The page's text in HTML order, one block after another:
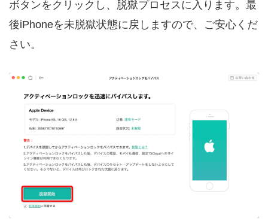
ボタンをクリックし、脱獄プロセスに入ります。最
後iPhoneを未脱獄状態に戻しますので、ご安心くだ
さい。